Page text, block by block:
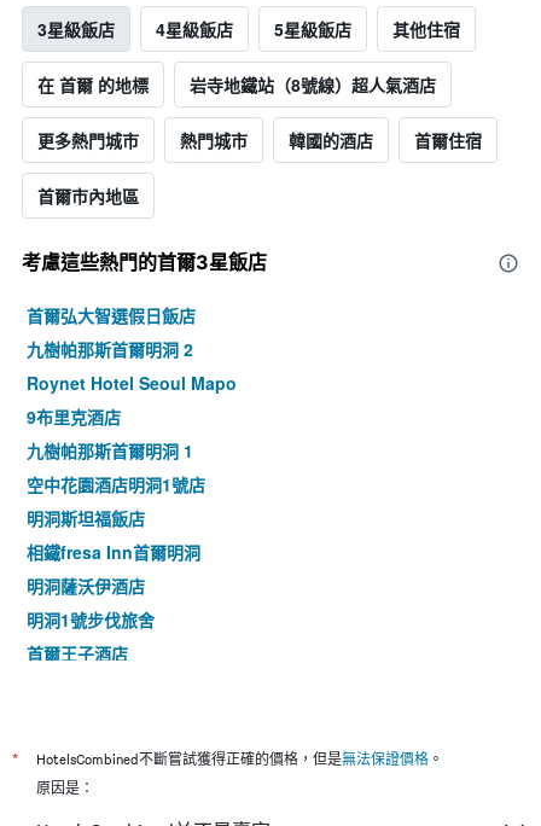
3星級飯店 4星級飯店 5星級飯店 其他住宿
在 首爾 的地標 岩寺地鐵站（8號線）超人氣酒店
更多熱門城市 熱門城市 韓國的酒店 首爾住宿
首爾市內地區
考慮這些熱門的首爾3星​飯店
首爾弘大智選假日飯店
九樹帕那斯首爾明洞 2
Roynet Hotel Seoul Mapo
9布里克酒店
九樹帕那斯首爾明洞 1
空中花園酒店明洞1號店
明洞斯坦福飯店
相鐵fresa Inn首爾明洞
明洞薩沃伊酒店
明洞1號步伐旅舍
首爾王子酒店
東大門伍吉儒庫帕住宿公寓式酒店
明洞stay B飯店
* HotelsCombined不斷嘗試獲得正確的價格，但是無法保證價格 。
原因是：